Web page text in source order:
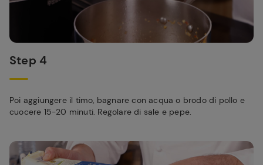
Step 4
Poi aggiungere il timo, bagnare con acqua o brodo di pollo e
cuocere 15-20 minuti. Regolare di sale e pepe.